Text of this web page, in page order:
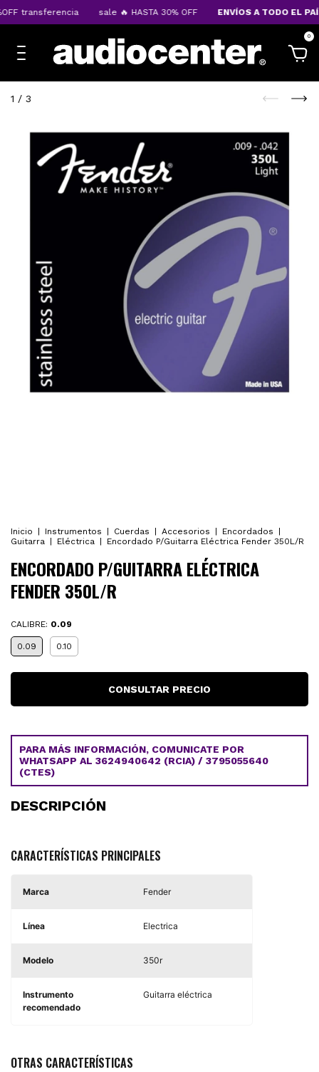
transferencia sale 🔥 HASTA 30% OFF ENVÍOS A TODO EL
0
1 / 3
Inicio Instrumentos Cuerdas Accesorios Encordados
Guitarra
Eléctrica Encordado P/Guitarra Eléctrica Fender 350L/R
ENCORDADO P/GUITARRA ELÉCTRICA
FENDER 350L/R
CALIBRE: 0.09
0.09 0.10
PARA MÁS INFORMACIÓN, COMUNICATE POR
WHATSAPP AL 3624940642 (RCIA) / 3795055640
(CTES)
DESCRIPCIÓN
CARACTERÍSTICAS PRINCIPALES
Marca Fender
Línea Electrica
Modelo 350r
Instrumento
recomendado
Guitarra eléctrica
OTRAS CARACTERÍSTICAS